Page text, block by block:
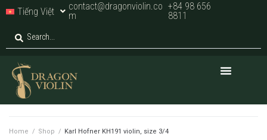
Tiếng Việt
contact@dragonviolin.co
m
+84 98 656
8811
Home / Shop / Karl Hofner KH191 violin, size 3/4